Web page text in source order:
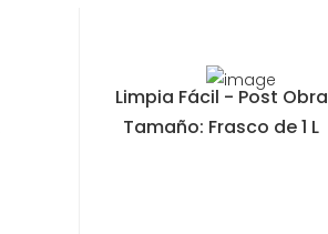
Limpia Fácil - Post Obra
Tamaño: Frasco de 1 L